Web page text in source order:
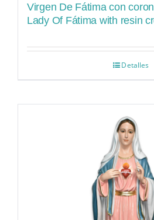
Virgen De Fátima con
Lady Of Fátima with resin
Detalles